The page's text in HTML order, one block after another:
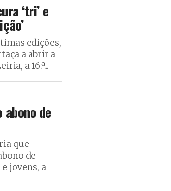
‘tri’ e
edições,
a abrir a
a 16.ª...
abono de
que
de
jovens, a